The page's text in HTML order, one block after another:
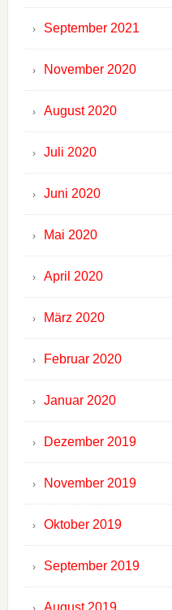
September 2021
November 2020
August 2020
Juli 2020
Juni 2020
Mai 2020
April 2020
März 2020
Februar 2020
Januar 2020
Dezember 2019
November 2019
Oktober 2019
September 2019
August 2019